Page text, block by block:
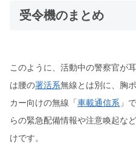
受令機のまとめ
このように、活動中の警察官が
は腰の署活系無線とは別に、胸
カー向けの無線「 車載通信系 」
らの緊急配備情報や注意喚起な
けです。